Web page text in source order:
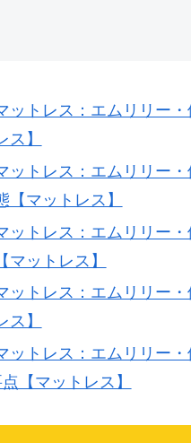
トレス：エムリリー
】
ットレス：エムリリー
マットレス】
ットレス：エムリリー
ットレス】
トレス：エムリリー
】
トレス：エムリリー・
【マットレス】